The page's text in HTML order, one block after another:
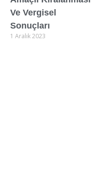
Ve Vergisel
Sonuçları
1 Aralık 2023